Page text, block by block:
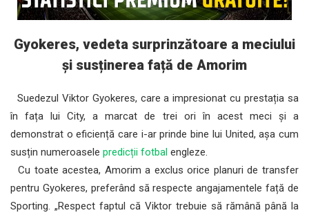
Gyokeres, vedeta surprinzătoare a meciului
și susținerea față de Amorim
Suedezul Viktor Gyokeres, care a impresionat cu prestația sa
în fața lui City, a marcat de trei ori în acest meci și a
demonstrat o eficiență care i-ar prinde bine lui United, așa cum
susțin numeroasele predicții fotbal engleze.
Cu toate acestea, Amorim a exclus orice planuri de transfer
pentru Gyokeres, preferând să respecte angajamentele față de
Sporting. „Respect faptul că Viktor trebuie să rămână până la